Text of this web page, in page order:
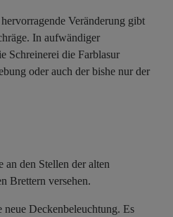
Veränderung gibt
In aufwändiger
Schreinerei die Farblasur
oder auch der bishe nur der
den Stellen der alten
Brettern versehen.
Deckenbeleuchtung. Es